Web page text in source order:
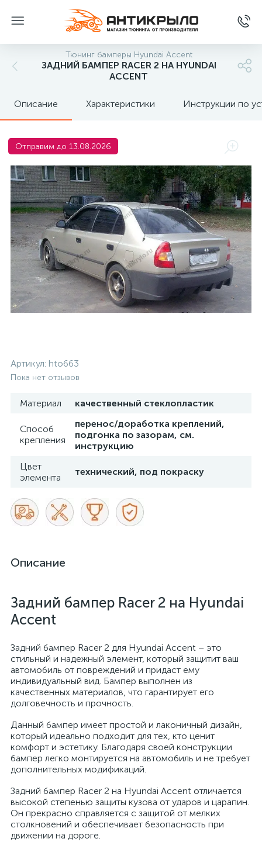
Тюнинг бамперы Hyundai Accent
ЗАДНИЙ БАМПЕР RACER 2 НА HYUNDAI
ACCENT
Описание Характеристики Инструкции по
Отправим до 13.08.2026
Артикул: hto663
Пока нет отзывов
Материал качественный стеклопластик
Способ
крепления
перенос/доработка креплений,
подгонка по зазорам, см.
инструкцию
Цвет
элемента
технический, под покраску
Описание
Задний бампер Racer 2 на Hyundai
Accent
Задний бампер Racer 2 для Hyundai Accent – это
стильный и надежный элемент, который защитит ваш
автомобиль от повреждений и придаст ему
индивидуальный вид. Бампер выполнен из
качественных материалов, что гарантирует его
долговечность и прочность.
Данный бампер имеет простой и лаконичный дизайн,
который идеально подходит для тех, кто ценит
комфорт и эстетику. Благодаря своей конструкции
бампер легко монтируется на автомобиль и не требует
дополнительных модификаций.
Задний бампер Racer 2 на Hyundai Accent отличается
высокой степенью защиты кузова от ударов и царапин.
Он прекрасно справляется с защитой от мелких
столкновений и обеспечивает безопасность при
движении на дороге.